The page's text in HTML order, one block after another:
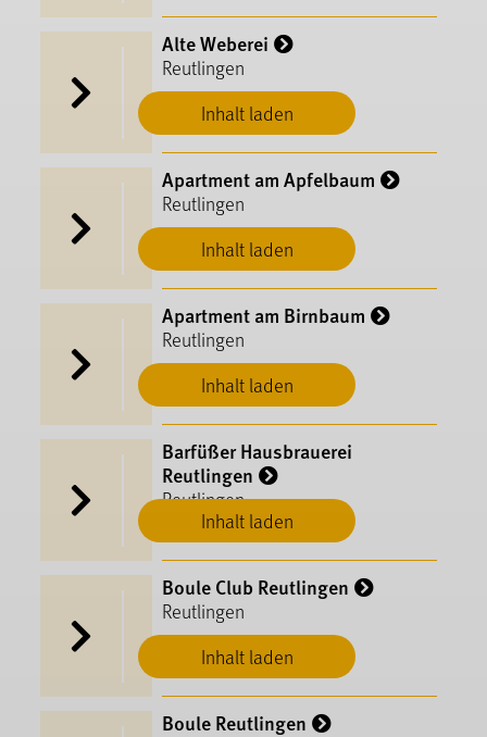
Inhalt laden
Alte Weberei
Reutlingen
Inhalt laden
Apartment am Apfelbaum
Reutlingen
Inhalt laden
Apartment am Birnbaum
Reutlingen
Inhalt laden
Barfüßer Hausbrauerei
Reutlingen
Reutlingen
Inhalt laden
Boule Club Reutlingen
Reutlingen
Boule Reutlingen